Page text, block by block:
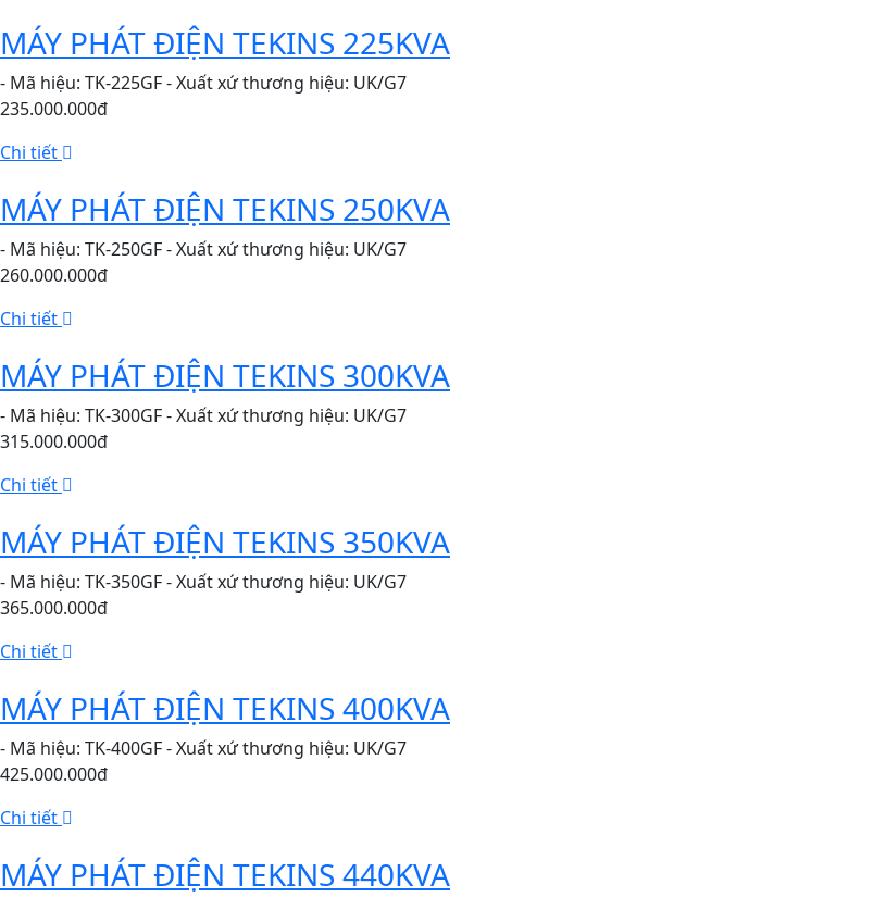
MÁY PHÁT ĐIỆN TEKINS 225KVA
- Mã hiệu: TK-225GF - Xuất xứ thương hiệu: UK/G7
235.000.000đ
Chi tiết
MÁY PHÁT ĐIỆN TEKINS 250KVA
- Mã hiệu: TK-250GF - Xuất xứ thương hiệu: UK/G7
260.000.000đ
Chi tiết
MÁY PHÁT ĐIỆN TEKINS 300KVA
- Mã hiệu: TK-300GF - Xuất xứ thương hiệu: UK/G7
315.000.000đ
Chi tiết
MÁY PHÁT ĐIỆN TEKINS 350KVA
- Mã hiệu: TK-350GF - Xuất xứ thương hiệu: UK/G7
365.000.000đ
Chi tiết
MÁY PHÁT ĐIỆN TEKINS 400KVA
- Mã hiệu: TK-400GF - Xuất xứ thương hiệu: UK/G7
425.000.000đ
Chi tiết
MÁY PHÁT ĐIỆN TEKINS 440KVA